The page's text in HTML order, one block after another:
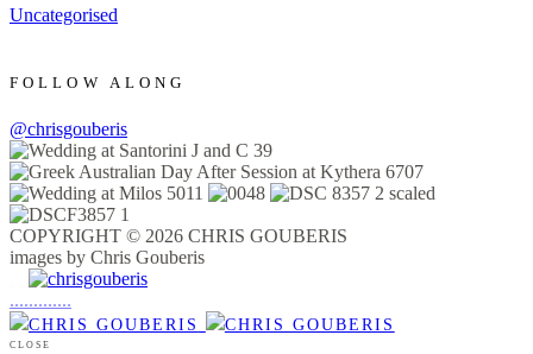
Uncategorised
FOLLOW ALONG
@chrisgouberis
COPYRIGHT © 2026 CHRIS GOUBERIS
images by Chris Gouberis
.............
CLOSE